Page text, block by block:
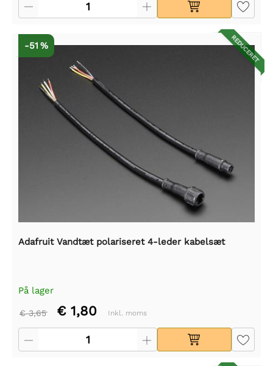
REDUCERET
-51 %
Adafruit Vandtæt polariseret 4-leder kabelsæt
På lager
€ 3,65 € 1,80 Inkl. moms